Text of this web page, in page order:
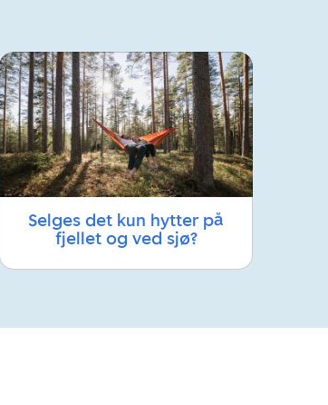
Selges det kun hytter på
fjellet og ved sjø?